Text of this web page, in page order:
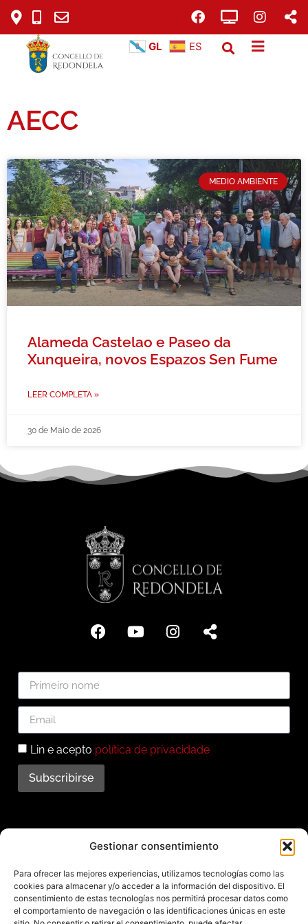
Gestionar consentimiento
Para ofrecer las mejores experiencias, utilizamos tecnologías como las
cookies para almacenar y/o acceder a la información del dispositivo. El
consentimiento de estas tecnologías nos permitirá procesar datos como
el comportamiento de navegación o las identificaciones únicas en este
GL ES
AECC
MEDIO AMBIENTE
Alameda Castelao e Paseo da
Xunqueira, novos Espazos Sen Fume
LEER COMPLETA »
30 de Maio de 2026
Lin e acepto política de privacidade
Subscribirse
Subscríbete ao noso
boletín
Mantente informado das últimas novidades e
actividades do municipio. Subscríbete agora e